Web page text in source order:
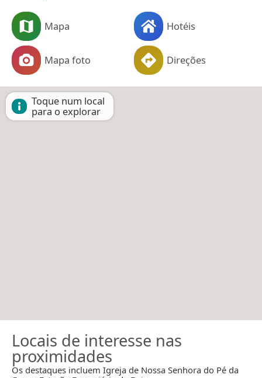
Mapa Hotéis
Mapa foto Direções
Toque num local
para o explorar
Locais de interesse nas
proximidades
Os destaques incluem Igreja de Nossa Senhora do Pé da